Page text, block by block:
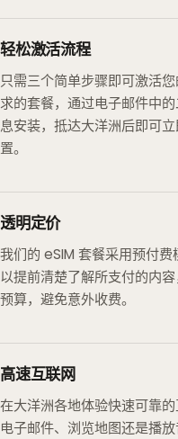
轻松激活流程
只需三个简单步骤即可激活
求的套餐，通过电子邮件中
息安装，抵达大洋洲后即可
置。
透明定价
我们的 eSIM 套餐采用预付
以提前清楚了解所支付的内
预算，避免意外收费。
高速互联网
在大洋洲各地体验快速可靠
电子邮件、浏览地图还是播